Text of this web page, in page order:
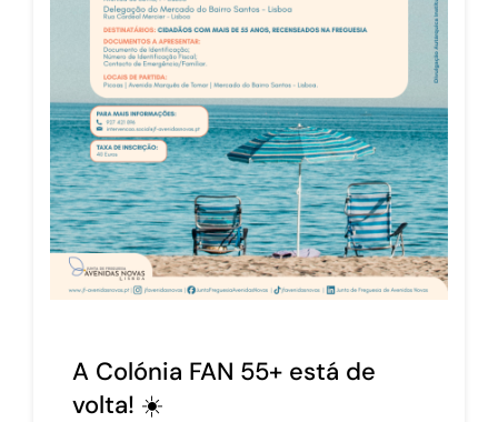
A Colónia FAN 55+ está de
volta! ☀️